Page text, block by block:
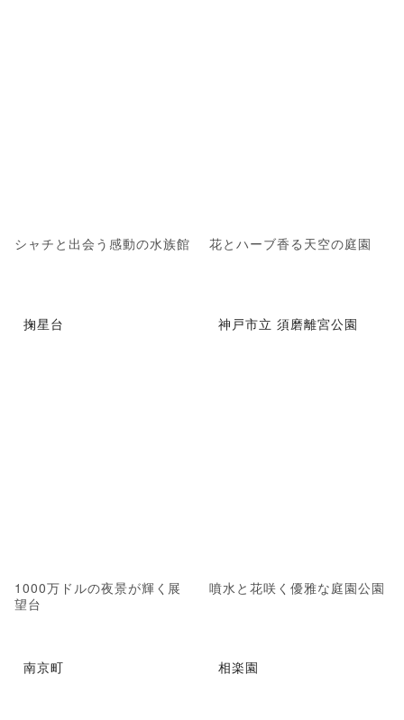
シャチと出会う感動の水族館 花とハーブ香る天空の庭園
掬星台
1000万ドルの夜景が輝く展
望台
神戸市立 須磨離宮公園
噴水と花咲く優雅な庭園公園
南京町 相楽園